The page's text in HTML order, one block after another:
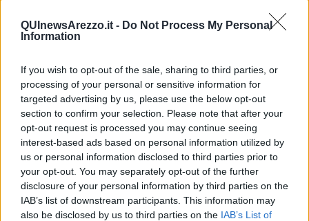
QUInewsArezzo.it - Do Not Process My Personal
Information
If you wish to opt-out of the sale, sharing to third parties, or
processing of your personal or sensitive information for
targeted advertising by us, please use the below opt-out
section to confirm your selection. Please note that after your
opt-out request is processed you may continue seeing
interest-based ads based on personal information utilized by
us or personal information disclosed to third parties prior to
your opt-out. You may separately opt-out of the further
disclosure of your personal information by third parties on the
IAB’s list of downstream participants. This information may
also be disclosed by us to third parties on the IAB’s List of
Ne pas couvrir con i 99 Posse
Primo appuntamento del 2022 con il Mercatale
Sapori dal mondo, torna il mercato internazionale
Arezzo attenta all'innovazione culturale
Mercato internazionale, è conto alla rovescia